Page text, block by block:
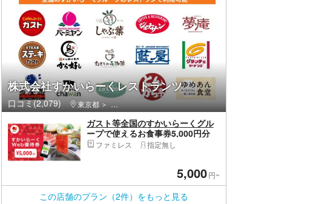
株式会社すかいらーくレストランツ
口コミ(2,079) 東京都 渋谷区・原宿・恵比寿・代官山
ガスト等全国のすかいらーくグル
ープで使えるお食事券5,000円分
※1/26迄
ファミレス 指定無し
5,000円~
この店舗のプラン（2件）をもっと見る